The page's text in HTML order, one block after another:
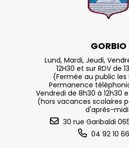
GORBIO
Lund, Mardi, Jeudi,
12H30 et sur RDV de
(Fermée au public les
Permanence
Vendredi de 8h30 à 12h30
(hors vacances scolaires
d'après-
30 rue Garibaldi
04 92 10